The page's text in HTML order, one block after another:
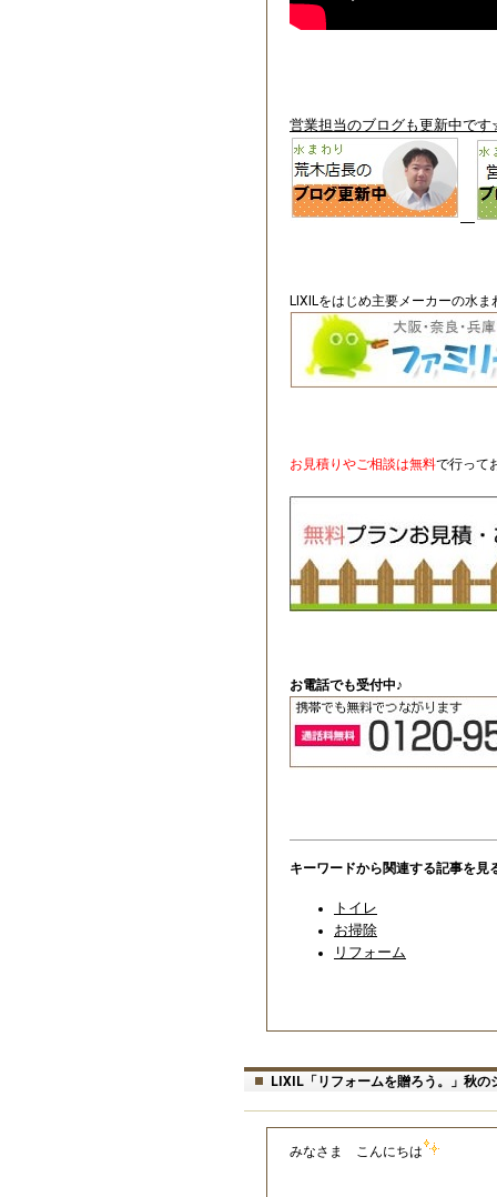
営業担当のブログも更新中で
LIXILをはじめ主要メーカーの水
お見積りやご相談は無料で行って
お電話でも受付中♪
キーワードから関連する記事を見
トイレ
お掃除
リフォーム
LIXIL「リフォームを贈ろう。」秋の
みなさま こんにちは